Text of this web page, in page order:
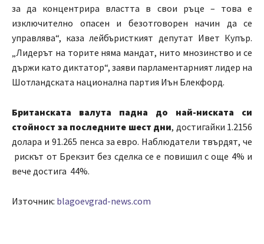
за да концентрира властта в свои ръце – това е
изключително опасен и безотговорен начин да се
управлява“, каза лейбъристкият депутат Ивет Купър.
„Лидерът на торите няма мандат, нито мнозинство и се
държи като диктатор“, заяви парламентарният лидер на
Шотландската национална партия Иън Блекфорд.
Британската валута падна до най-ниската си
стойност за последните шест дни, достигайки 1.2156
долара и 91.265 пенса за евро. Наблюдатели твърдят, че
рискът от Брекзит без сделка се е повишил с още 4% и
вече достига 44%.
Източник: blagoevgrad-news.com